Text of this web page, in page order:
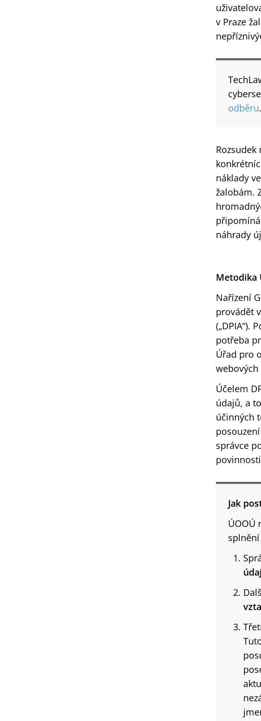
v Praze
odběru.
náklady
žalobám.
náhrady
Metodika
Nařízení
provádět
(„DPIA“).
potřeba
Úřad pro
Účelem
údajů, a
účinných
správce
Jak
ÚOOÚ